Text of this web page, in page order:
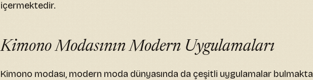
içermektedir.
Kimono Modasının Modern Uygulamaları
Kimono modası, modern moda dünyasında da çeşitli uygulamalar